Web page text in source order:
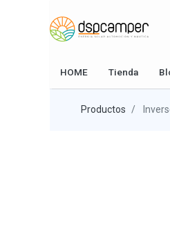
HOME Tienda
Productos